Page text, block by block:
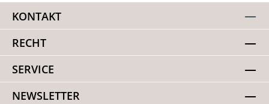
KONTAKT
RECHT
SERVICE
NEWSLETTER